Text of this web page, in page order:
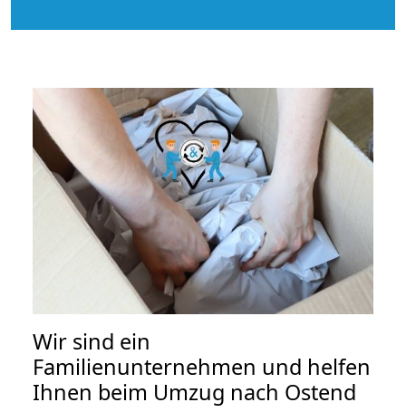
Wir sind ein
Familienunternehmen und helfen
Ihnen beim Umzug nach Ostend